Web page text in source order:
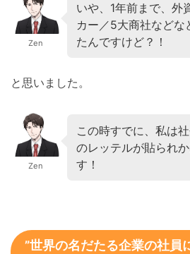
Zen
いや、1年前まで、外
カー／5大商社などな
たんですけど？！
と思いました。
Zen
この時すでに、私は
のレッテルが貼られ
す！
”世界の名だたる企業の社員